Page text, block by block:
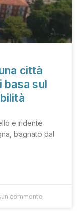
città
basa sul
e ridente
bagnato dal
commento